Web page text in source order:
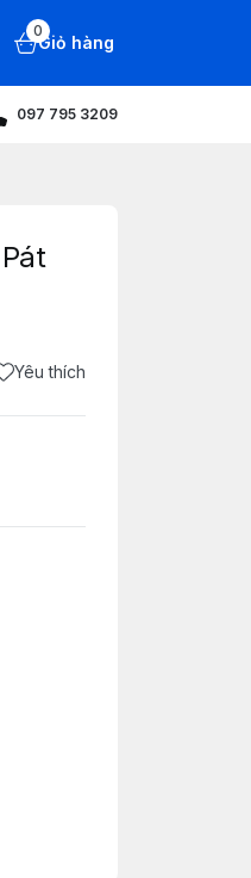
0
Giỏ hàng
097 795 3209
Yêu thích